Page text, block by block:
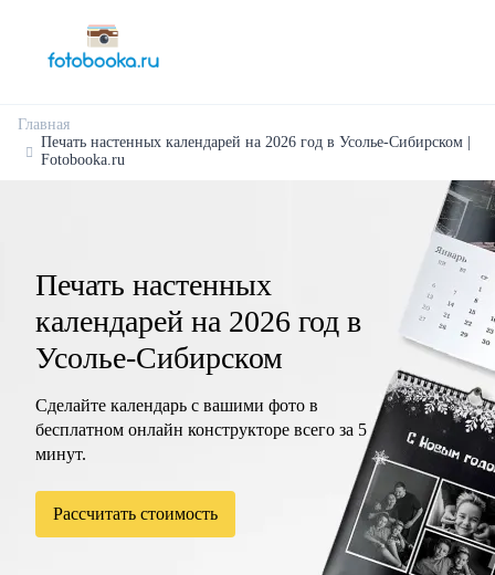
Главная
Печать настенных календарей на 2026 год в Усолье-Сибирском |
Fotobooka.ru
Печать настенных
календарей на 2026 год в
Усолье-Сибирском
Сделайте календарь с вашими фото в
бесплатном онлайн конструкторе всего за 5
минут.
Рассчитать стоимость